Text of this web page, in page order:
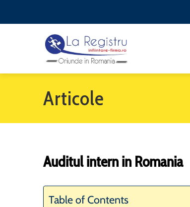
Articole
Auditul intern in Romania
Table of Contents